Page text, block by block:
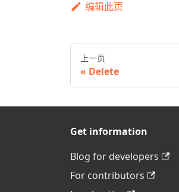
编辑此页
上一页
Delete
Get information
Blog for developers
For contributors